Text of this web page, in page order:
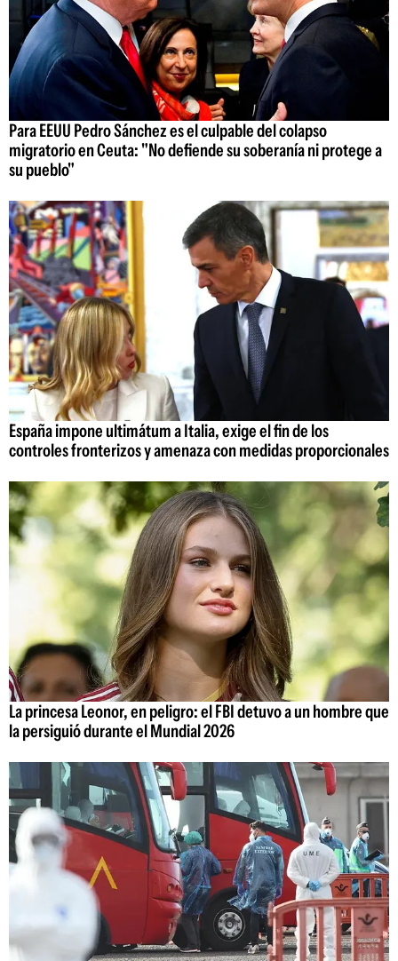
Para EEUU Pedro Sánchez es el culpable del colapso
migratorio en Ceuta: "No defiende su soberanía ni protege a
su pueblo"
España impone ultimátum a Italia, exige el fin de los
controles fronterizos y amenaza con medidas proporcionales
La princesa Leonor, en peligro: el FBI detuvo a un hombre que
la persiguió durante el Mundial 2026